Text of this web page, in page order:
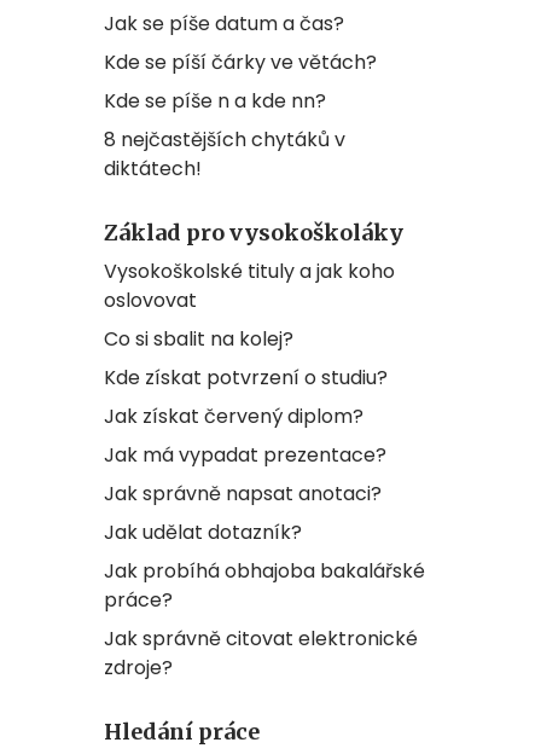
Jak se píše datum a čas?
Kde se píší čárky ve větách?
Kde se píše n a kde nn?
8 nejčastějších chytáků v
diktátech!
Základ pro vysokoškoláky
Vysokoškolské tituly a jak koho
oslovovat
Co si sbalit na kolej?
Kde získat potvrzení o studiu?
Jak získat červený diplom?
Jak má vypadat prezentace?
Jak správně napsat anotaci?
Jak udělat dotazník?
Jak probíhá obhajoba bakalářské
práce?
Jak správně citovat elektronické
zdroje?
Hledání práce